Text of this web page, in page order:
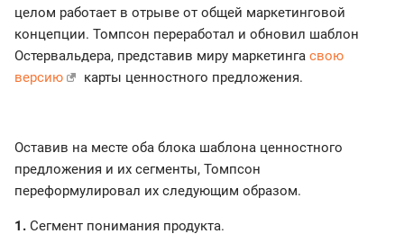
целом работает в отрыве от общей маркетинговой
концепции. Томпсон переработал и обновил шаблон
Остервальдера, представив миру маркетинга свою
версию
карты ценностного предложения.
Оставив на месте оба блока шаблона ценностного
предложения и их сегменты, Томпсон
переформулировал их следующим образом.
1. Сегмент понимания продукта.